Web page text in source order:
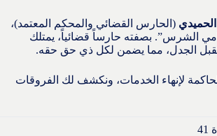
(الحارس القضائي والمحكم المعتمد)،
الشرس”. بصفته حارساً قضائياً، يمتلك
تقبل الجدل، مما يضمن لكل ذي حق حقه.
لإنهاء الخدمات، ونكشف لك الفروقات